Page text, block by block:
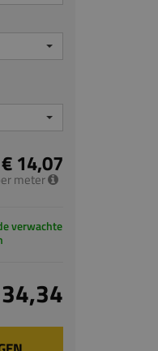
€ 14,07
meter
verwachte